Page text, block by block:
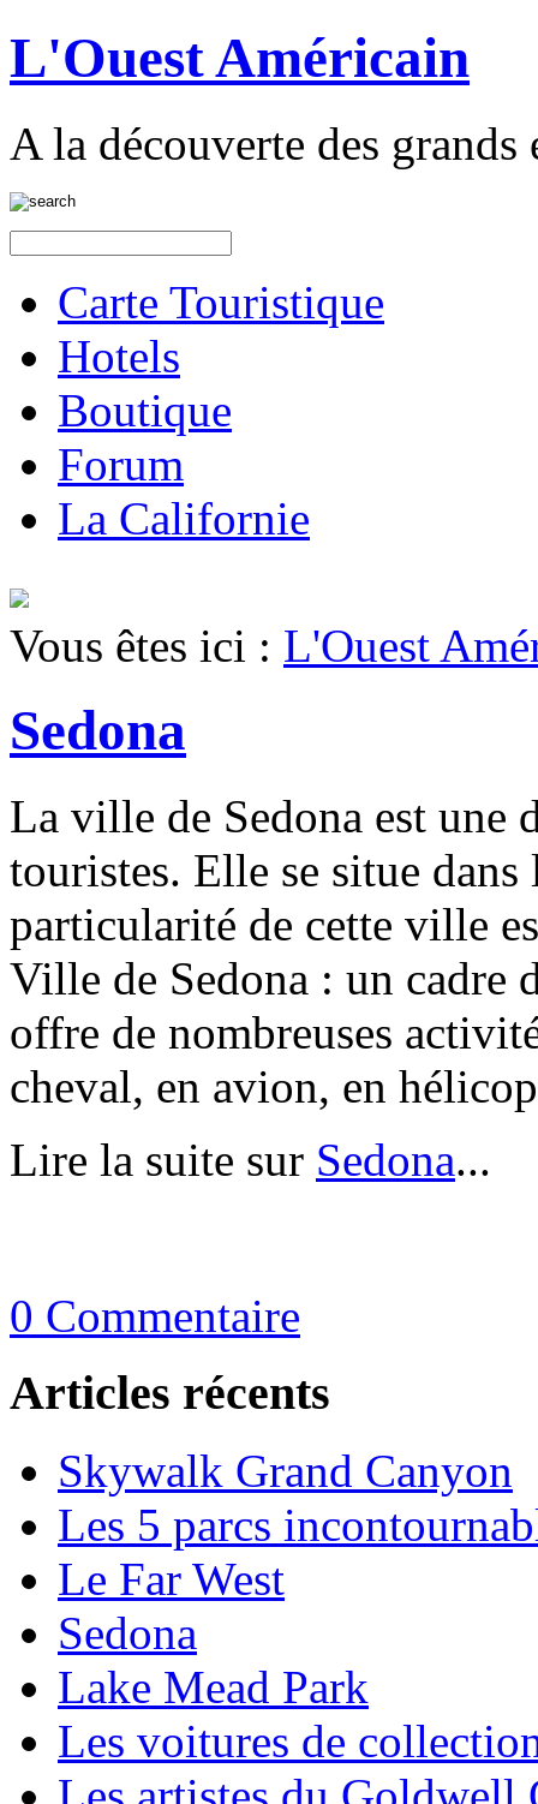
L'Ouest Américain
A la découverte des
Carte Touristique
Hotels
Boutique
Forum
La Californie
Vous êtes ici : L'Ouest
Sedona
La ville de Sedona est une
touristes. Elle se situe
particularité de cette ville
Ville de Sedona : un cadre
offre de nombreuses
cheval, en avion, en
Lire la suite sur Sedona...
0 Commentaire
Articles récents
Skywalk Grand Canyon
Les 5 parcs
Le Far West
Sedona
Lake Mead Park
Les voitures de